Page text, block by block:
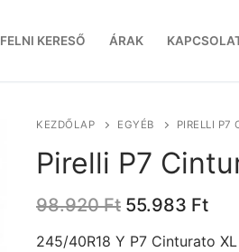
FELNI KERESŐ ÁRAK
KEZDŐLAP EGYÉB PIRELLI P7
Pirelli P7
98.920Ft Original
was:
55.983 Ft
is:
245/40R18 Y P7 Cinturato XL